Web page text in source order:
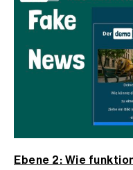
Ebene 2: Wie